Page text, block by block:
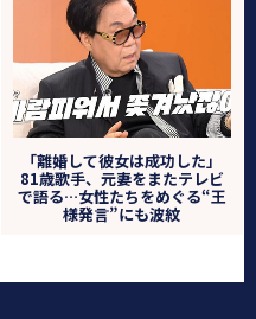
「離婚して彼女は成功した」
81歳歌手、元妻をまたテレビ
で語る…女性たちをめぐる“王
様発言”にも波紋